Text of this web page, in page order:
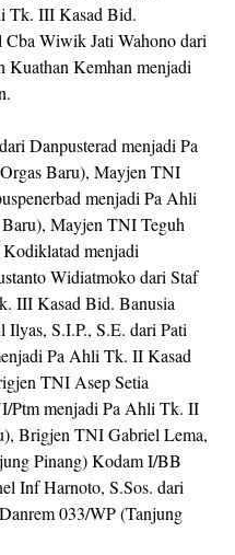
Tk. III Kasad Bid.
Wiwik Jati Wahono dari
Kemhan menjadi
Danpusterad menjadi Pa
Baru), Mayjen TNI
menjadi Pa Ahli
Mayjen TNI Teguh
menjadi
Widiatmoko dari Staf
III Kasad Bid. Banusia
S.I.P., S.E. dari Pati
Pa Ahli Tk. II Kasad
TNI Asep Setia
Ptm menjadi Pa Ahli Tk. II
Brigjen TNI Gabriel Lema,
Pinang) Kodam I/BB
Inf Harnoto, S.Sos. dari
033/WP (Tanjung